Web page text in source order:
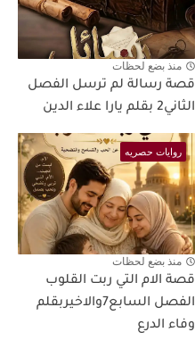
منذ بضع لحظات
قصة رسالة لم ترسل الفصل
الثاني2 بقلم يارا علاء الدين
روايات حصريه
منذ بضع لحظات
قصة الام التي ربت القلوب
الفصل السابع7والاخيربقلم
وفاء الدرع